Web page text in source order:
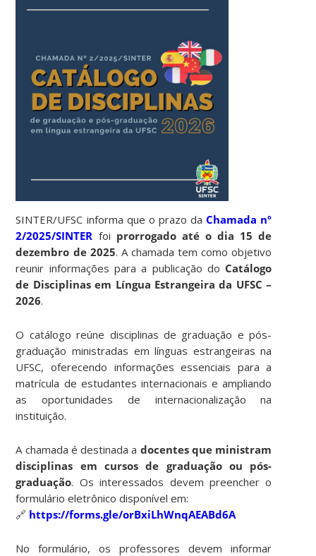
SINTER/UFSC informa que o prazo daChamada nº
2/2025/SINTER foi prorrogado até o dia 15 de
dezembro de 2025. A chamada tem como objetivo
reunir informações para a publicação do Catálogo
de Disciplinas em Língua Estrangeira da UFSC –
2026.
O catálogo reúne disciplinas de graduação e pós-
graduação ministradas em línguas estrangeiras na
UFSC, oferecendo informações essenciais para a
matrícula de estudantes internacionais e ampliando
as oportunidades de internacionalização na
instituição.
A chamada é destinada a docentes que ministram
disciplinas em cursos de graduação ou pós-
graduação. Os interessados devem preencher o
formulário eletrônico disponível em:
🔗 https://forms.gle/orBxiLhWnqAEABd6A
No formulário, os professores devem informar